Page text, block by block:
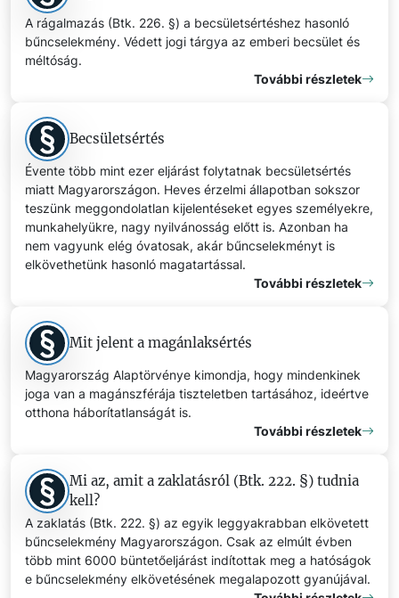
A rágalmazás (Btk. 226. §) a becsületsértéshez hasonló
bűncselekmény. Védett jogi tárgya az emberi becsület és
méltóság.
További részletek
Becsületsértés
Évente több mint ezer eljárást folytatnak becsületsértés
miatt Magyarországon. Heves érzelmi állapotban sokszor
teszünk meggondolatlan kijelentéseket egyes személyekre,
munkahelyükre, nagy nyilvánosság előtt is. Azonban ha
nem vagyunk elég óvatosak, akár bűncselekményt is
elkövethetünk hasonló magatartással.
További részletek
Mit jelent a magánlaksértés
Magyarország Alaptörvénye kimondja, hogy mindenkinek
joga van a magánszférája tiszteletben tartásához, ideértve
otthona háborítatlanságát is.
További részletek
Mi az, amit a zaklatásról (Btk. 222. §) tudnia
kell?
A zaklatás (Btk. 222. §) az egyik leggyakrabban elkövetett
bűncselekmény Magyarországon. Csak az elmúlt évben
több mint 6000 büntetőeljárást indítottak meg a hatóságok
e bűncselekmény elkövetésének megalapozott gyanújával.